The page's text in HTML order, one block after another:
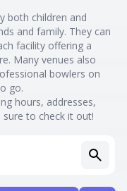
both children and
and family. They can
facility offering a
Many venues also
bowlers on
go.
hours, addresses,
to check it out!